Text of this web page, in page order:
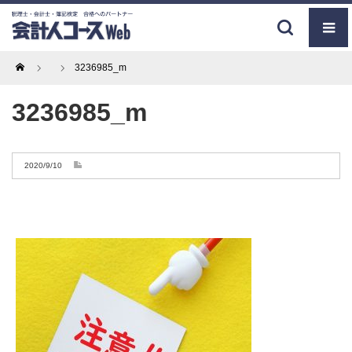
Home 3236985_m
3236985_m
2020/9/10